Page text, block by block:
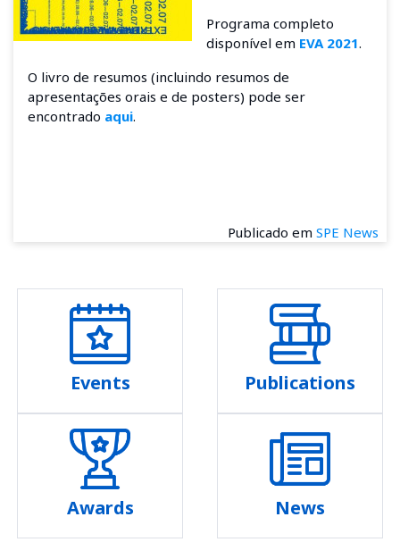
Programa completo
disponível em EVA 2021.
O livro de resumos (incluindo resumos de
apresentações orais e de posters) pode ser
encontrado aqui.
Publicado em SPE News
Events Publications
Awards News